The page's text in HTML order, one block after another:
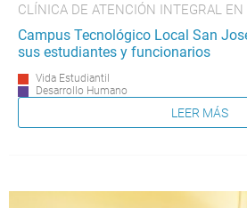
CLÍNICA DE ATENCIÓN INTEGRAL EN
Campus Tecnológico Local San
sus estudiantes y funcionarios
Vida Estudiantil
Desarrollo Humano
LEER MÁS